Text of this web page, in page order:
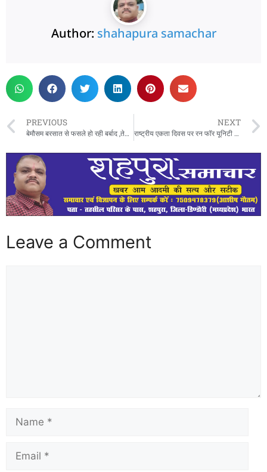
Author: shahapura samachar
PREVIOUS
बेमौसम बरसात से फसले हो रही बर्बाद ,तेज हवा के कारण फसले गिरी लग रही ईल्ली और हल्दीगाठी रोग
NEXT
राष्ट्रीय एकता दिवस पर रन फॉर यूनिटी का भव्य आयोजन विधायक एवं कलेक्टर ने दी एकता और सायबर सुरक्षा की शपथ
Leave a Comment